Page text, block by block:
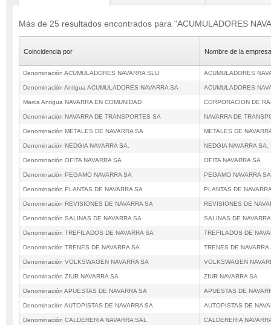
Más de 25 resultados encontrados para "ACUMULADORES
Coincidencia por Nombre de la empresa
Denominación ACUMULADORES NAVARRA SLU ACUMULADORES
Denominación Antigua ACUMULADORES NAVARRA SA ACUMULADORES
Marca Antigua NAVARRA EN COMUNIDAD CORPORACION DE
Denominación NAVARRA DE TRANSPORTES SA NAVARRA DE
Denominación METALES DE NAVARRA SA METALES DE
Denominación NEDGIA NAVARRA SA. NEDGIA NAVARRA SA.
Denominación OFITA NAVARRA SA OFITA NAVARRA SA
Denominación PEGAMO NAVARRA SA PEGAMO NAVARRA SA
Denominación PLANTAS DE NAVARRA SA PLANTAS DE
Denominación REVISIONES DE NAVARRA SA REVISIONES DE
Denominación SALINAS DE NAVARRA SA SALINAS DE
Denominación TREFILADOS DE NAVARRA SA TREFILADOS DE
Denominación TRENES DE NAVARRA SA TRENES DE NAVARRA
Denominación VOLKSWAGEN NAVARRA SA VOLKSWAGEN
Denominación ZIUR NAVARRA SA ZIUR NAVARRA SA
Denominación APUESTAS DE NAVARRA SA APUESTAS DE
Denominación AUTOPISTAS DE NAVARRA SA AUTOPISTAS DE
Denominación CALDERERIA NAVARRA SAL CALDERERIA